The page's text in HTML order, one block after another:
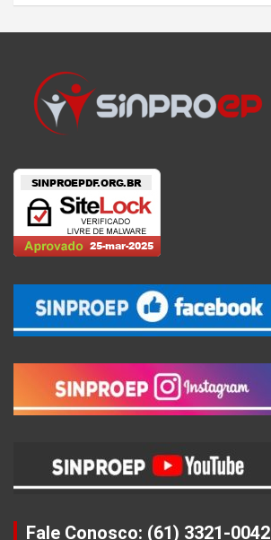
Fale Conosco: (61) 3321-0042